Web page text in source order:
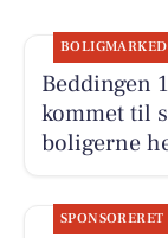
BOLIGMARKED
Beddingen
kommet til
boligerne
SPONSORERET